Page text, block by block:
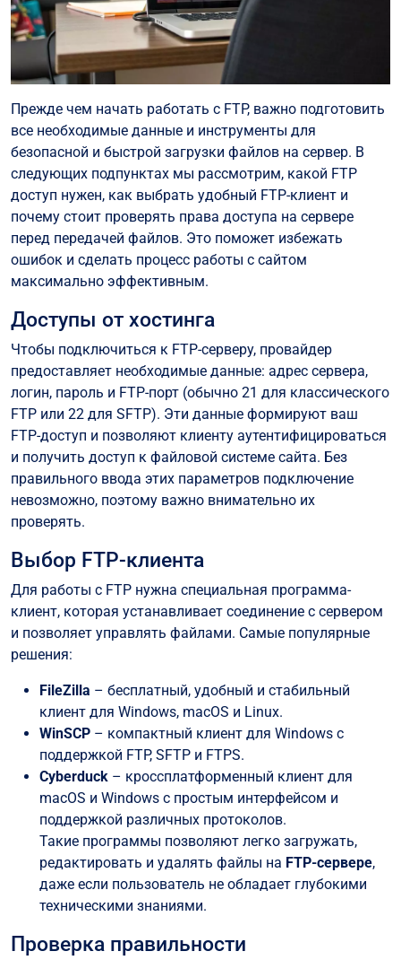
Прежде чем начать работать с FTP, важно подготовить
все необходимые данные и инструменты для
безопасной и быстрой загрузки файлов на сервер. В
следующих подпунктах мы рассмотрим, какой FTP
доступ нужен, как выбрать удобный FTP-клиент и
почему стоит проверять права доступа на сервере
перед передачей файлов. Это поможет избежать
ошибок и сделать процесс работы с сайтом
максимально эффективным.
Доступы от хостинга
Чтобы подключиться к FTP-серверу, провайдер
предоставляет необходимые данные: адрес сервера,
логин, пароль и FTP-порт (обычно 21 для классического
FTP или 22 для SFTP). Эти данные формируют ваш
FTP-доступ и позволяют клиенту аутентифицироваться
и получить доступ к файловой системе сайта. Без
правильного ввода этих параметров подключение
невозможно, поэтому важно внимательно их
проверять.
Выбор FTP-клиента
Для работы с FTP нужна специальная программа-
клиент, которая устанавливает соединение с сервером
и позволяет управлять файлами. Самые популярные
решения:
FileZilla – бесплатный, удобный и стабильный
клиент для Windows, macOS и Linux.
WinSCP – компактный клиент для Windows с
поддержкой FTP, SFTP и FTPS.
Cyberduck – кроссплатформенный клиент для
macOS и Windows с простым интерфейсом и
поддержкой различных протоколов.
Такие программы позволяют легко загружать,
редактировать и удалять файлы на FTP-сервере,
даже если пользователь не обладает глубокими
техническими знаниями.
Проверка правильности